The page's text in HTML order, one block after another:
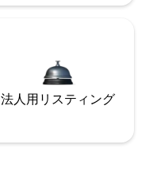
法人用リスティング